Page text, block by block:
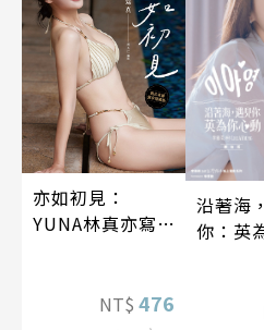
亦如初見：
YUNA林真亦寫
NT$ 476
沿著海
你：英